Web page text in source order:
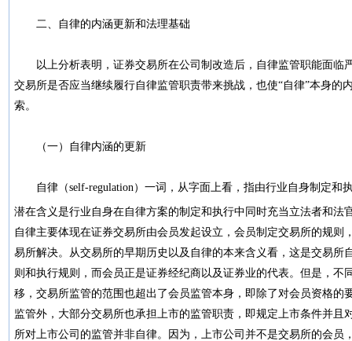
二、自律的内涵更新和法理基础
以上分析表明，证券交易所在公司制改造后，自律监管职能面临
交易所是否应当继续履行自律监管职责带来挑战，也使“自律”本身的
索。
（一）自律内涵的更新
自律（self-regulation）一词，从字面上看，指由行业自身制定和执
潜在含义是行业自身在自律方案的制定和执行中同时充当立法者和法
自律主要体现在证券交易所由会员发起设立，会员制定交易所的规
易所解决。从交易所的早期历史以及自律的本来含义看，这是交易所
则和执行规则，而会员正是证券经纪商以及证券业的代表。但是，不
移，交易所监管的范围也超出了会员监管本身，即除了对会员资格的
监管外，大部分交易所也承担上市的监管职责，即规定上市条件并且
所对上市公司的监管并非自律。因为，上市公司并不是交易所的会员